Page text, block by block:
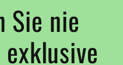
Sie nie